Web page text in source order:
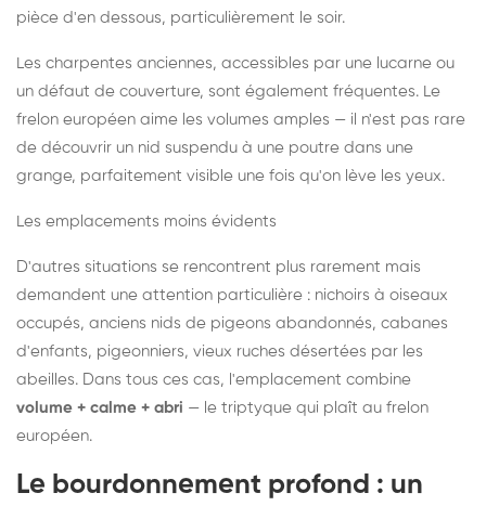
pièce d'en dessous, particulièrement le soir.
Les charpentes anciennes, accessibles par une lucarne ou
un défaut de couverture, sont également fréquentes. Le
frelon européen aime les volumes amples — il n'est pas rare
de découvrir un nid suspendu à une poutre dans une
grange, parfaitement visible une fois qu'on lève les yeux.
Les emplacements moins évidents
D'autres situations se rencontrent plus rarement mais
demandent une attention particulière : nichoirs à oiseaux
occupés, anciens nids de pigeons abandonnés, cabanes
d'enfants, pigeonniers, vieux ruches désertées par les
abeilles. Dans tous ces cas, l'emplacement combine
volume + calme + abri — le triptyque qui plaît au frelon
européen.
Le bourdonnement profond : un